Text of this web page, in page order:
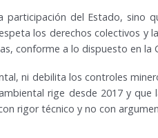
del Estado, sino
los derechos colectivos y
conforme a lo dispuesto en la
ni debilita los controles
rige desde 2017 y que
rigor técnico y no con